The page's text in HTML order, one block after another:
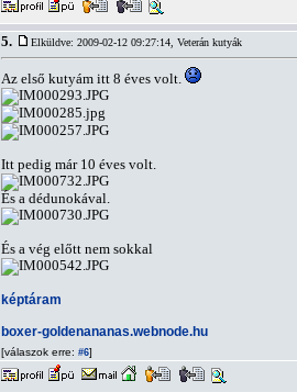
5. Elküldve: 2009-02-12 09:27:14, Veterán kutyák
Az első kutyám itt 8 éves volt.
Itt pedig már 10 éves volt.
És a dédunokával.
És a vég előtt nem sokkal
képtáram
boxer-goldenananas.webnode.hu
[válaszok erre: #6]